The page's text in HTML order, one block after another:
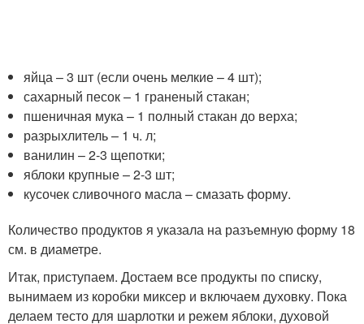
яйца – 3 шт (если очень мелкие – 4 шт);
сахарный песок – 1 граненый стакан;
пшеничная мука – 1 полный стакан до верха;
разрыхлитель – 1 ч. л;
ванилин – 2-3 щепотки;
яблоки крупные – 2-3 шт;
кусочек сливочного масла – смазать форму.
Количество продуктов я указала на разъемную форму 18
см. в диаметре.
Итак, приступаем. Достаем все продукты по списку,
вынимаем из коробки миксер и включаем духовку. Пока
делаем тесто для шарлотки и режем яблоки, духовой